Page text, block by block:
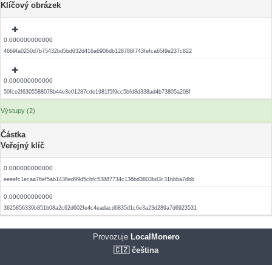
Klíčový obrázek
0.000000000000
4669fa0250d7b75432bd5bd632d416a6906db128788f743fefca65f9e237c822
0.000000000000
50fce2f6305588078b44e3e01287cde1981f5f9cc5bfd8d338ad4b73805a208f
Výstupy (2)
Částka
Veřejný klíč
0.000000000000
eeeefc1ecaa76ef5ab1436ed99d5cbfc53887734c136bd3803bd3c31bbba7dbb
0.000000000000
3625856339b851b08a2c62d602fe4c4eadacd6835d1c6e3a23d289a7d6923531
ProvozujeLocalMonero
🇨🇿 čeština